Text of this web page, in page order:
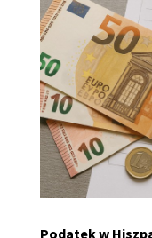
Podatek w